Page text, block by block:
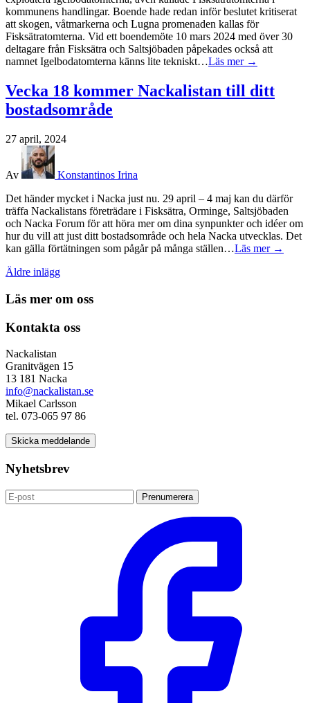
kommunens handlingar. Boende hade redan inför beslutet kritiserat
att skogen, våtmarkerna och Lugna promenaden kallas för
Fisksätratomterna. Vid ett boendemöte 10 mars 2024 med över 30
deltagare från Fisksätra och Saltsjöbaden påpekades också att
namnet Igelbodatomterna känns lite tekniskt…Läs mer →
Vecka 18 kommer Nackalistan till ditt
bostadsområde
27 april, 2024
Av
Konstantinos Irina
Det händer mycket i Nacka just nu. 29 april – 4 maj kan du därför
träffa Nackalistans företrädare i Fisksätra, Orminge, Saltsjöbaden
och Nacka Forum för att höra mer om dina synpunkter och idéer om
hur du vill att just ditt bostadsområde och hela Nacka utvecklas. Det
kan gälla förtätningen som pågår på många ställen…Läs mer →
Inläggsnavigering
Äldre inlägg
Läs mer om oss
Kontakta oss
Nackalistan
Granitvägen 15
13 181 Nacka
info@nackalistan.se
Mikael Carlsson
tel. 073-065 97 86
Skicka meddelande
Nyhetsbrev
Prenumerera